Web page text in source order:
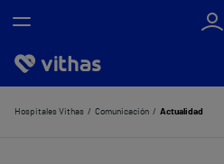
Nosotros
Hospitales Vithas Comunicación Actualidad